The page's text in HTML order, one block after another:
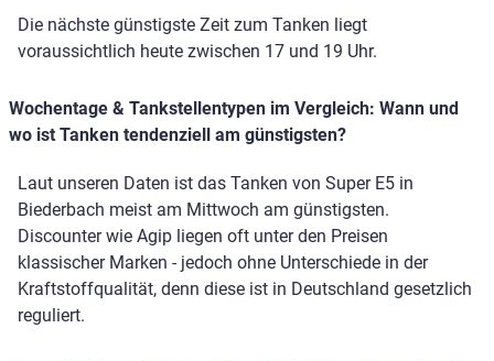
Die nächste günstigste Zeit zum Tanken liegt
voraussichtlich heute zwischen 17 und 19 Uhr.
Wochentage & Tankstellentypen im Vergleich: Wann und
wo ist Tanken tendenziell am günstigsten?
Laut unseren Daten ist das Tanken von Super E5 in
Biederbach meist am Mittwoch am günstigsten.
Discounter wie Agip liegen oft unter den Preisen
klassischer Marken - jedoch ohne Unterschiede in der
Kraftstoffqualität, denn diese ist in Deutschland gesetzlich
reguliert.